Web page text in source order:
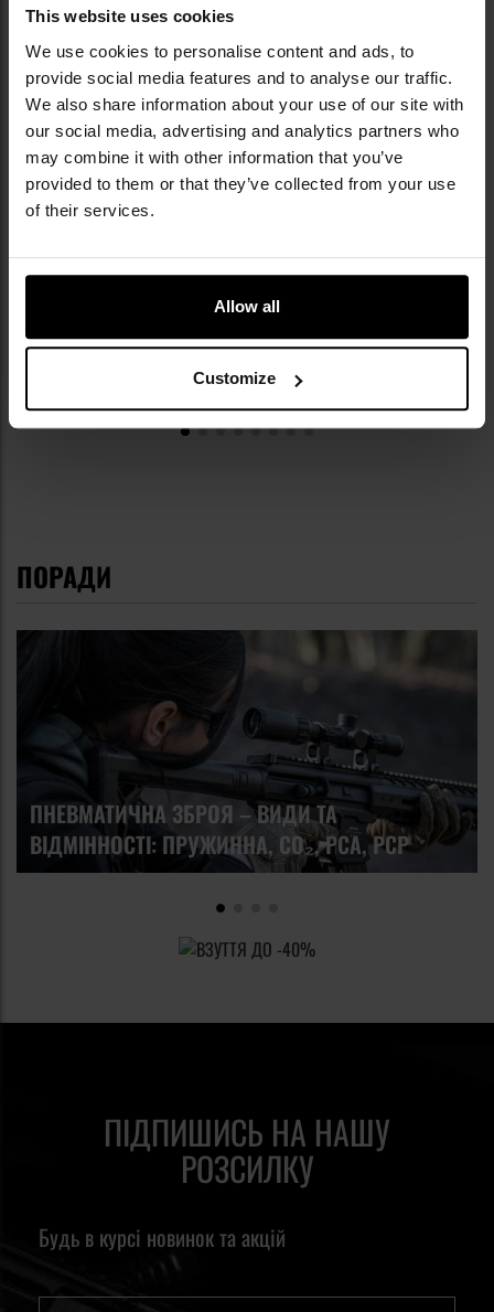
This website uses cookies
We use cookies to personalise content and ads, to
provide social media features and to analyse our traffic.
We also share information about your use of our site with
our social media, advertising and analytics partners who
may combine it with other information that you’ve
provided to them or that they’ve collected from your use
of their services.
Allow all
Customize
ОСТАННІ ВІДГУКИ
Пневматична гвинтівка Umarex Strike Force Full-
9 855,60 грн
ПОРАДИ
ПНЕВМАТИЧНА ЗБРОЯ – ВИДИ ТА
ВІДМІННОСТІ: ПРУЖИННА, CO₂, PCA, PCP
ПІДПИШИСЬ НА НАШУ
РОЗСИЛКУ
Будь в курсі новинок та акцій